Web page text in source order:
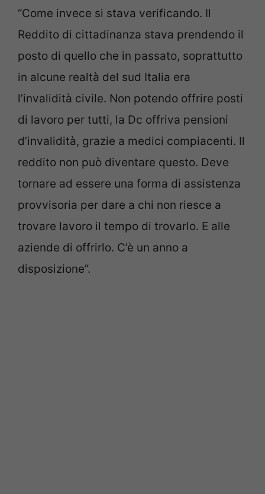
“Come invece si stava verificando. Il
Reddito di cittadinanza stava prendendo il
posto di quello che in passato, soprattutto
in alcune realtà del sud Italia era
l’invalidità civile. Non potendo offrire posti
di lavoro per tutti, la Dc offriva pensioni
d’invalidità, grazie a medici compiacenti. Il
reddito non può diventare questo. Deve
tornare ad essere una forma di assistenza
provvisoria per dare a chi non riesce a
trovare lavoro il tempo di trovarlo. E alle
aziende di offrirlo. C’è un anno a
disposizione”.